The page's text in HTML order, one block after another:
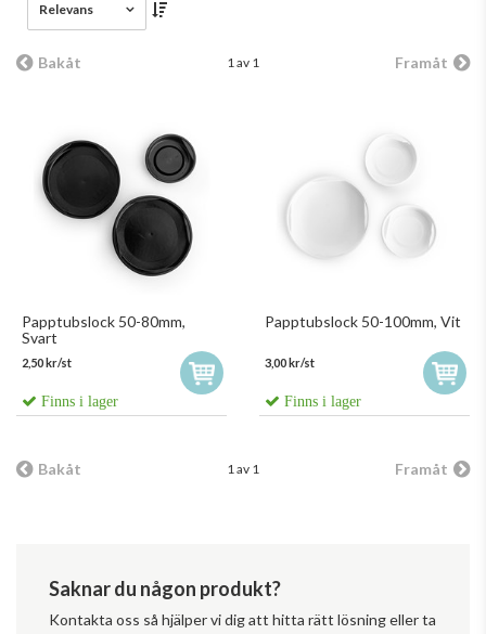
Relevans
Bakåt 1 av 1 Framåt
Papptubslock 50-80mm,
Svart
2,50 kr/st
Finns i lager
Papptubslock 50-100mm, Vit
3,00 kr/st
Finns i lager
Bakåt 1 av 1 Framåt
Saknar du någon produkt?
Kontakta oss så hjälper vi dig att hitta rätt lösning eller ta